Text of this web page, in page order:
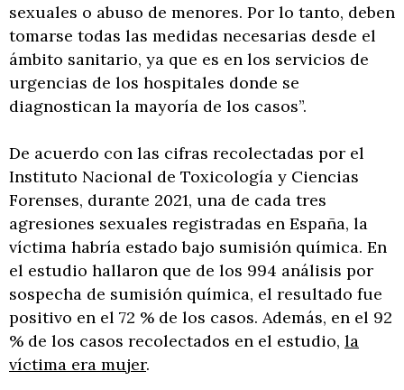
sexuales o abuso de menores. Por lo tanto, deben
tomarse todas las medidas necesarias desde el
ámbito sanitario, ya que es en los servicios de
urgencias de los hospitales donde se
diagnostican la mayoría de los casos”.
De acuerdo con las cifras recolectadas por el
Instituto Nacional de Toxicología y Ciencias
Forenses, durante 2021, una de cada tres
agresiones sexuales registradas en España, la
víctima habría estado bajo sumisión química. En
el estudio hallaron que de los 994 análisis por
sospecha de sumisión química, el resultado fue
positivo en el 72 % de los casos. Además, en el 92
% de los casos recolectados en el estudio, la
víctima era mujer.